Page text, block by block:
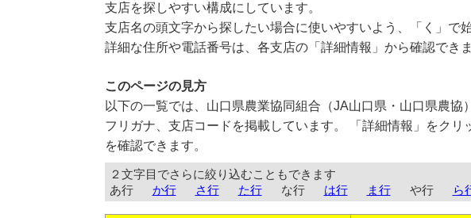
支店を探しやすい構成にしています。
支店名の頭文字から探したい場合に使いやすいよう、「く」で
詳細な住所や電話番号は、各支店の「詳細情報」から確認できま
このページの見方
以下の一覧では、山口県農業協同組合（JA山口県・山口県農協
フリガナ、支店コードを掲載しています。 「詳細情報」をク
を確認できます。
２文字目でさらに絞り込むこともできます
あ行 か行 さ行 た行 な行 は行 ま行 や行 ら